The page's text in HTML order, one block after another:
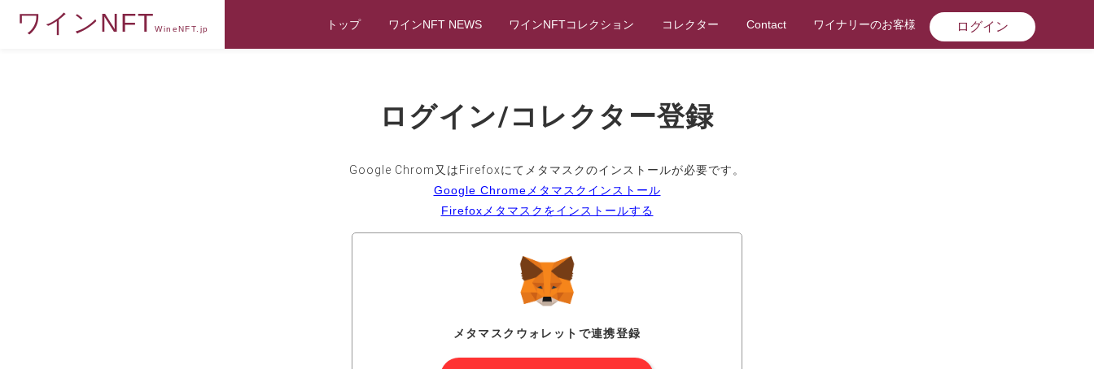
ワインNFTWineNFT.jp トップ ワインNFT NEWS ワインNFTコレクション コレクター Contact ワイナリーのお客様 ログイン
ログイン/コレクター登録
Google Chrom又はFirefoxにてメタマスクのインストールが必要です。
Google Chromeメタマスクインストール
Firefoxメタマスクをインストールする
メタマスクウォレットで連携登録